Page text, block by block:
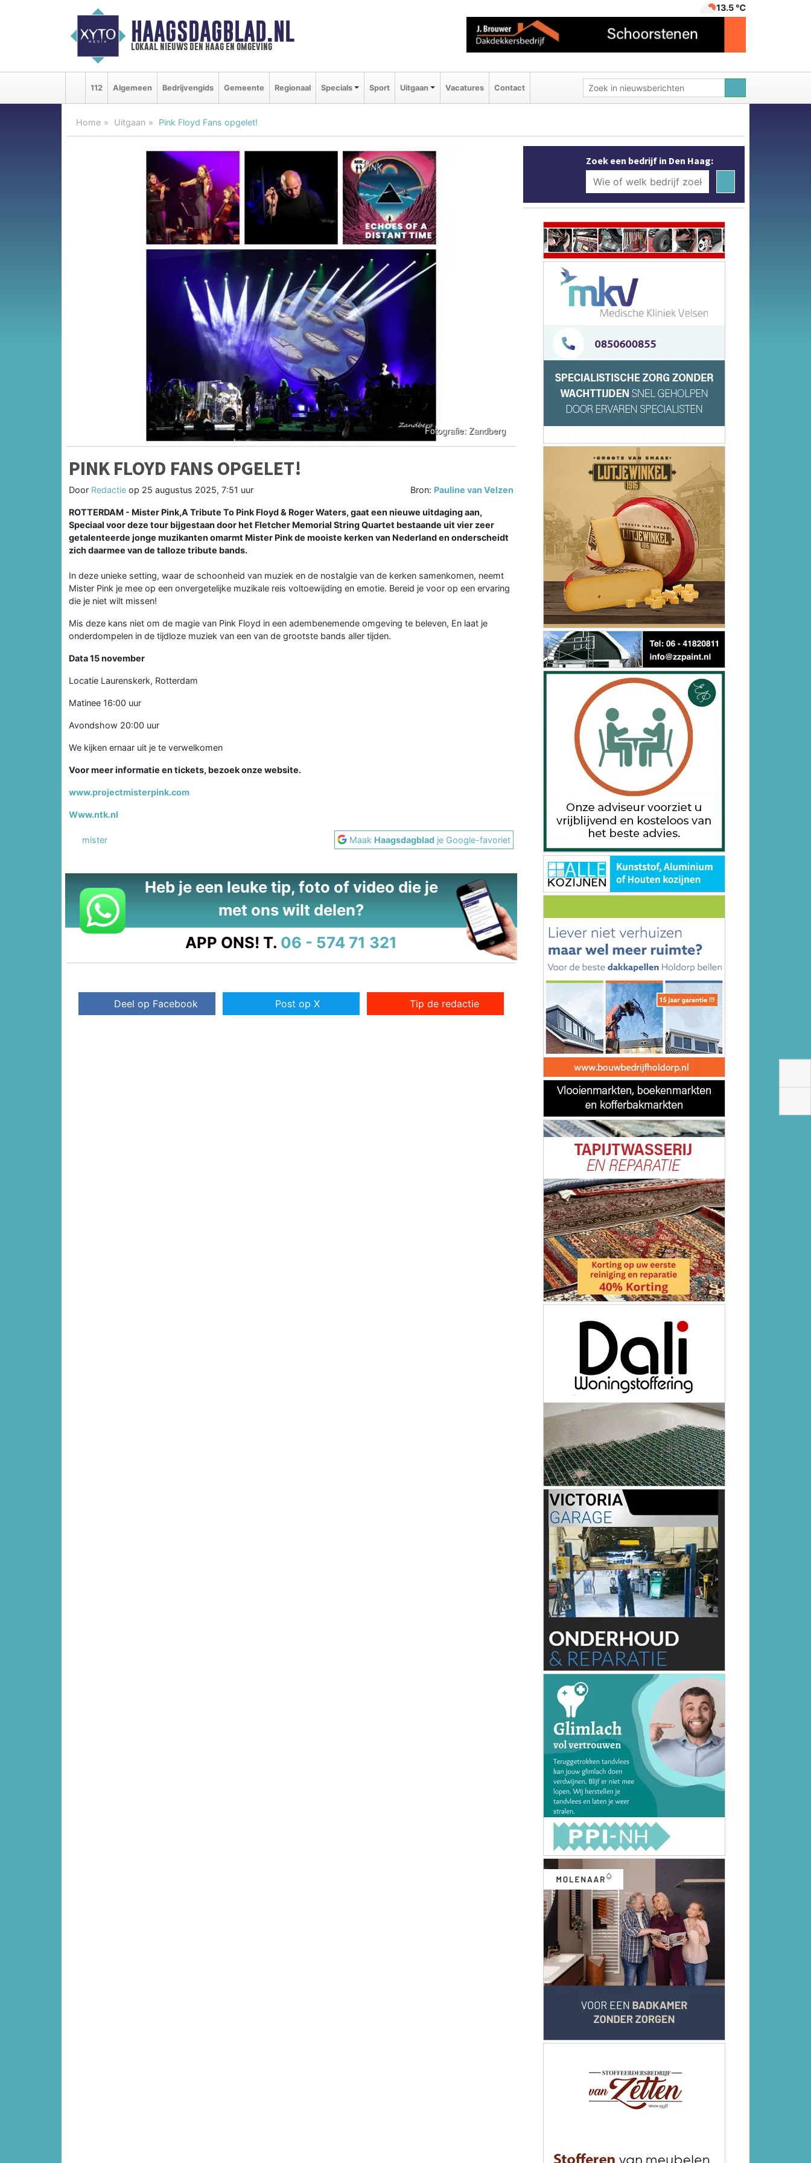
HAAGSDAGBLAD.NL
lokaal nieuws den haag en omgeving
13.5 ℃
112 Algemeen Bedrijvengids Gemeente Regionaal Specials Sport Uitgaan Vacatures Contact
Home Uitgaan Pink Floyd Fans opgelet!
PINK FLOYD FANS OPGELET!
Door Redactie op 25 augustus 2025, 7:51 uur Bron: Pauline van Velzen
ROTTERDAM - Mister Pink,A Tribute To Pink Floyd & Roger Waters, gaat een nieuwe uitdaging aan,
Speciaal voor deze tour bijgestaan door het Fletcher Memorial String Quartet bestaande uit vier zeer
getalenteerde jonge muzikanten omarmt Mister Pink de mooiste kerken van Nederland en onderscheidt
zich daarmee van de talloze tribute bands.
In deze unieke setting, waar de schoonheid van muziek en de nostalgie van de kerken samenkomen, neemt
Mister Pink je mee op een onvergetelijke muzikale reis voltoewijding en emotie. Bereid je voor op een ervaring
die je niet wilt missen!
Mis deze kans niet om de magie van Pink Floyd in een adembenemende omgeving te beleven, En laat je
onderdompelen in de tijdloze muziek van een van de grootste bands aller tijden.
Data 15 november
Locatie Laurenskerk, Rotterdam
Matinee 16:00 uur
Avondshow 20:00 uur
We kijken ernaar uit je te verwelkomen
Voor meer informatie en tickets, bezoek onze website.
www.projectmisterpink.com
Www.ntk.nl
mister Maak Haagsdagblad je Google-favoriet
Heb je een leuke tip, foto of video die je
met ons wilt delen?
APP ONS! T. 06 - 574 71 321
Deel op Facebook Post op X Tip de redactie
Zoek een bedrijf in Den Haag: